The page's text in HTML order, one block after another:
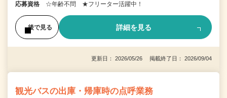
応募資格 ☆年齢不問 ★フリーター活躍中！
後で見る 詳細を見る
更新日： 2026/05/26 掲載終了日： 2026/09/04
観光バスの出庫・帰庫時の点呼業務